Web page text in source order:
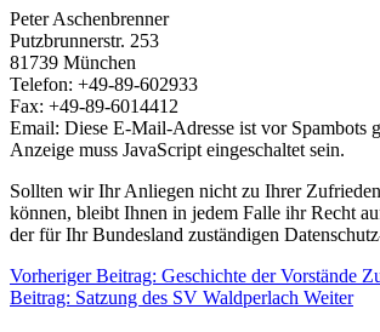
Peter Aschenbrenner
Putzbrunnerstr. 253
81739 München
Telefon: +49-89-602933
Fax: +49-89-6014412
Email: Diese E-Mail-Adresse ist vor Spambots
Anzeige muss JavaScript eingeschaltet sein.
Sollten wir Ihr Anliegen nicht zu Ihrer
können, bleibt Ihnen in jedem Falle ihr Recht
der für Ihr Bundesland zuständigen
Vorheriger Beitrag: Geschichte der Vorstände
Beitrag: Satzung des SV Waldperlach Weiter